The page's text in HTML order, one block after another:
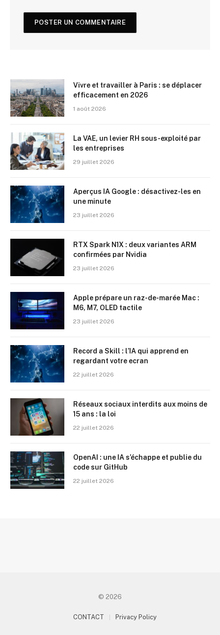
Vivre et travailler à Paris : se déplacer
efficacement en 2026
1 août 2026
La VAE, un levier RH sous-exploité par
les entreprises
29 juillet 2026
Aperçus IA Google : désactivez-les en
une minute
23 juillet 2026
RTX Spark N1X : deux variantes ARM
confirmées par Nvidia
23 juillet 2026
Apple prépare un raz-de-marée Mac :
M6, M7, OLED tactile
23 juillet 2026
Record a Skill : l’IA qui apprend en
regardant votre ecran
22 juillet 2026
Réseaux sociaux interdits aux moins de
15 ans : la loi
22 juillet 2026
OpenAI : une IA s’échappe et publie du
code sur GitHub
22 juillet 2026
© 2026
CONTACT Privacy Policy